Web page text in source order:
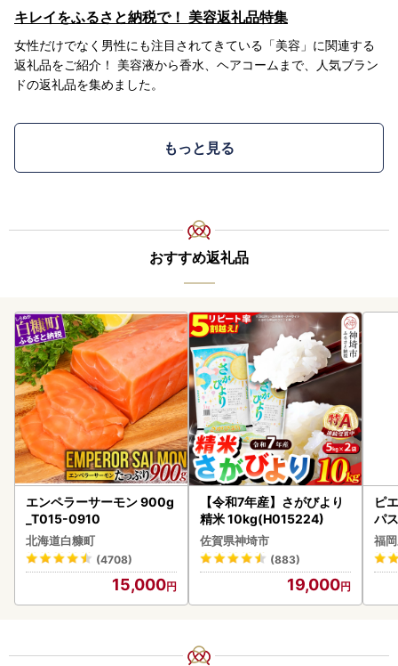
キレイをふるさと納税で！ 美容返礼品特集
女性だけでなく男性にも注目されてきている「美容」に関連する
返礼品をご紹介！ 美容液から香水、ヘアコームまで、人気ブラン
ドの返礼品を集めました。
もっと見る
おすすめ返礼品
エンペラーサーモン 900g
_T015-0910
北海道白糠町
(4708)
15,000
【令和7年産】さがびより
精米 10kg(H015224)
佐賀県神埼市
(883)
19,000
ピ
パ
福